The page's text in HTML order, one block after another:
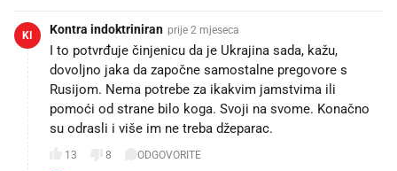
KI Kontra indoktriniran prije 2 mjeseca
I to potvrđuje činjenicu da je Ukrajina sada, kažu,
dovoljno jaka da započne samostalne pregovore s
Rusijom. Nema potrebe za ikakvim jamstvima ili
pomoći od strane bilo koga. Svoji na svome. Konačno
su odrasli i više im ne treba džeparac.
13 8 ODGOVORITE